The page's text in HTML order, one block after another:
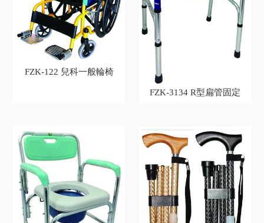
FZK-122 兒科一般輪椅
FZK-3134 R型扁管固定